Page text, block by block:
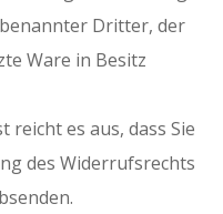
Dritter, der
Ware in Besitz
es aus, dass Sie
des Widerrufsrechts